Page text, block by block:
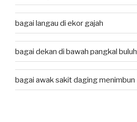
bagai langau di ekor gajah
bagai dekan di bawah pangkal buluh
bagai awak sakit daging menimbun